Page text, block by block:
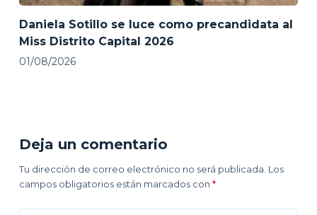
Daniela Sotillo se luce como precandidata al
Miss Distrito Capital 2026
01/08/2026
Deja un comentario
Tu dirección de correo electrónico no será publicada. Los
campos obligatorios están marcados con *